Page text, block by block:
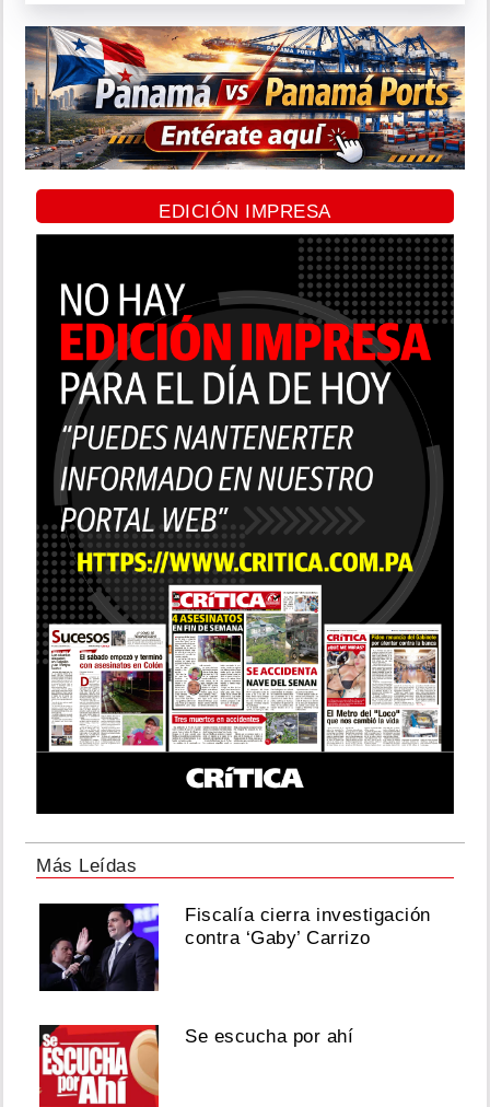
EDICIÓN IMPRESA
Más Leídas
Fiscalía cierra investigación
contra ‘Gaby’ Carrizo
Se escucha por ahí